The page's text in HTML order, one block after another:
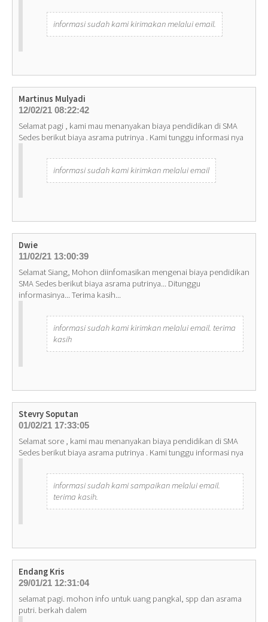
informasi sudah kami kirimakan melalui email.
Martinus Mulyadi
12/02/21 08:22:42
Selamat pagi , kami mau menanyakan biaya pendidikan di SMA
Sedes berikut biaya asrama putrinya . Kami tunggu informasi nya
informasi sudah kami kirimkan melalui email
Dwie
11/02/21 13:00:39
Selamat Siang, Mohon diinfomasikan mengenai biaya pendidikan
SMA Sedes berikut biaya asrama putrinya... Ditunggu
informasinya... Terima kasih...
informasi sudah kami kirimkan melalui email. terima
kasih
Stevry Soputan
01/02/21 17:33:05
Selamat sore , kami mau menanyakan biaya pendidikan di SMA
Sedes berikut biaya asrama putrinya . Kami tunggu informasi nya
informasi sudah kami sampaikan melalui email.
terima kasih.
Endang Kris
29/01/21 12:31:04
selamat pagi. mohon info untuk uang pangkal, spp dan asrama
putri. berkah dalem